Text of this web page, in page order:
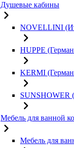
Душевые кабины
NOVELLINI
HUPPE
KERMI
SUNSHOWER
Мебель для ванной
Мебель для